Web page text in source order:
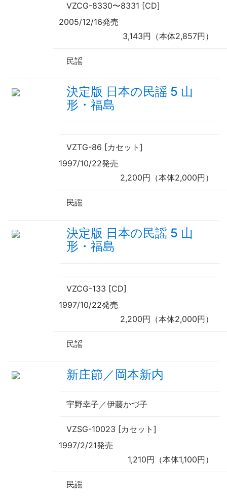
VZCG-8330〜8331 [CD]
2005/12/16発売
3,143円（本体2,857円）
民謡
決定版 日本の民謡 5 山
形・福島
VZTG-86 [カセット]
1997/10/22発売
2,200円（本体2,000円）
民謡
決定版 日本の民謡 5 山
形・福島
VZCG-133 [CD]
1997/10/22発売
2,200円（本体2,000円）
民謡
新庄節／岡本新内
宇野幸子／伊藤かづ子
VZSG-10023 [カセット]
1997/2/21発売
1,210円（本体1,100円）
民謡